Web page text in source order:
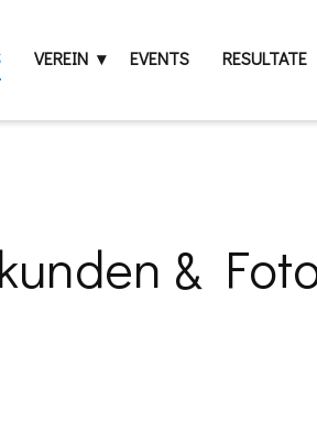
VEREIN EVENTS RESULTATE
&